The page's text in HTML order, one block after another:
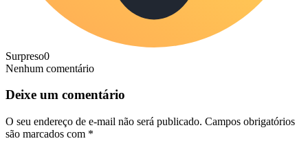
Surpreso0
Nenhum comentário
Deixe um comentário
O seu endereço de e-mail não será publicado. Campos obrigatórios
são marcados com *